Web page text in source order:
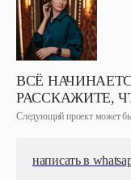
ВСЁ
РАССКАЖИТЕ,
Следующий проект может
написать в